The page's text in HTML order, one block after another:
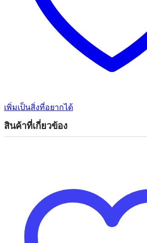
เพิ่มเป็นสิ่งที่อยากได้
สินค้าที่เกี่ยวข้อง